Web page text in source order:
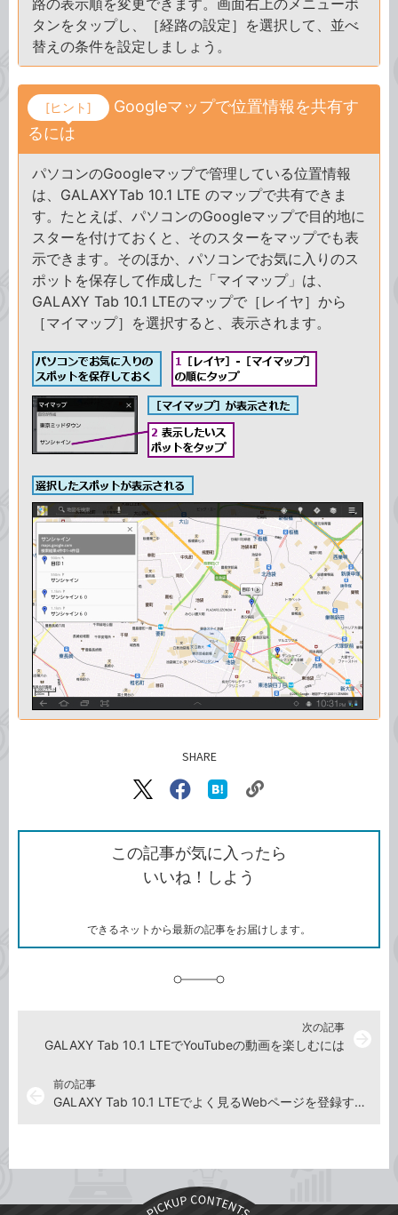
路の表示順を変更できます。画面右上のメニューボ
タンをタップし、［経路の設定］を選択して、並べ
替えの条件を設定しましょう。
[ヒント]
Googleマップで位置情報を共有す
るには
パソコンのGoogleマップで管理している位置情報
は、GALAXYTab 10.1 LTE のマップで共有できま
す。たとえば、パソコンのGoogleマップで目的地に
スターを付けておくと、そのスターをマップでも表
示できます。そのほか、パソコンでお気に入りのス
ポットを保存して作成した「マイマップ」は、
GALAXY Tab 10.1 LTEのマップで［レイヤ］から
［マイマップ］を選択すると、表示されます。
SHARE
X（旧
で
シ
ェ
ア
Facebook
シ
ェ
ア
な
ブ
ッ
ク
ク
ク
を
コ
この記事が気に入ったら
いいね！しよう
できるネットから最新の記事をお届けします。
前の記事
GALAXY Tab 10.1 LTEでよく見るWebページを登録するには
次の記事
GALAXY Tab 10.1 LTEでYouTubeの動画を楽しむには